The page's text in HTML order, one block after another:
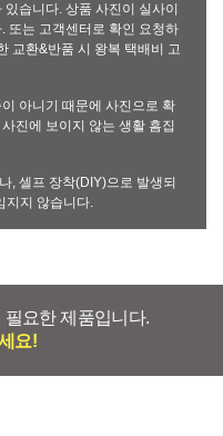
습니다. 상품 사진이 실사이
또는 고객센터로 확인 요청하
교환&반품 시 왕복 택배비 고
아니기 때문에 사진으로 확
진에 보이지 않는 생활 흠집
, 셀프 장착(DIY)으로 발생되
지지 않습니다.
필요한 제품입니다.
요!